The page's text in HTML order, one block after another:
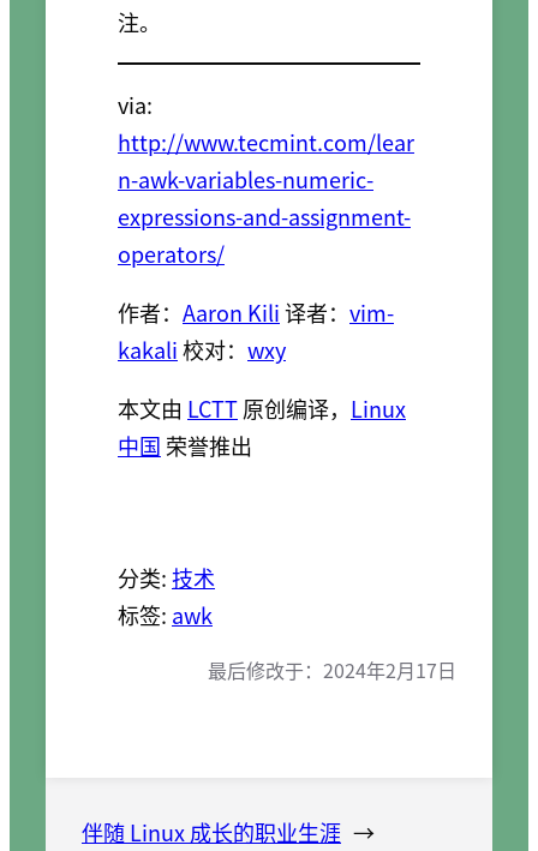
注。
via:
http://www.tecmint.com/lear
n-awk-variables-numeric-
expressions-and-assignment-
operators/
作者： Aaron Kili译者： vim-
kakali校对： wxy
本文由 LCTT原创编译， Linux
中国 荣誉推出
分类:技术
标签: awk
最后修改于： 2024年2月17日
伴随 Linux 成长的职业生涯 →